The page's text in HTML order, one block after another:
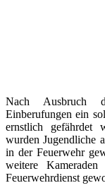
Nach Ausbruch
Einberufungen ein
ernstlich gefährdet
wurden Jugendliche
in der Feuerwehr
weitere
Feuerwehrdienst